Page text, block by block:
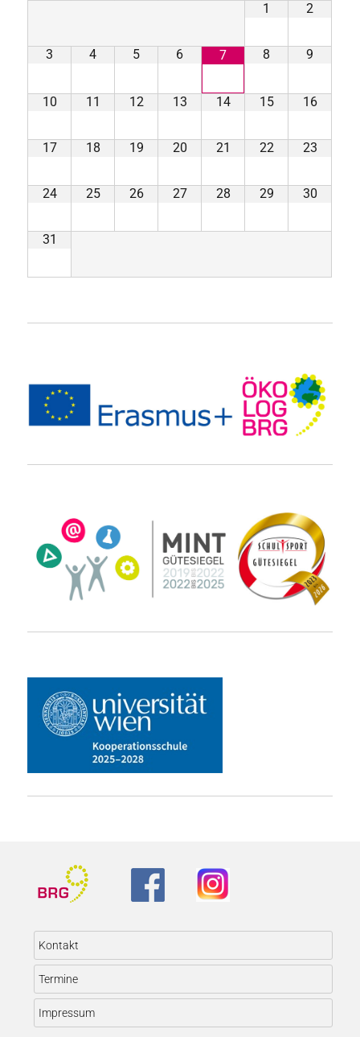
1
2
3 4 5 6 7 8 9
10 11 12 13 14 15 16
17 18 19 20 21 22 23
24 25 26 27 28 29 30
31
Kontakt
Termine
Impressum